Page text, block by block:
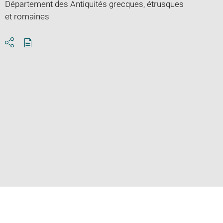
Département des Antiquités grecques, étrusques
et romaines